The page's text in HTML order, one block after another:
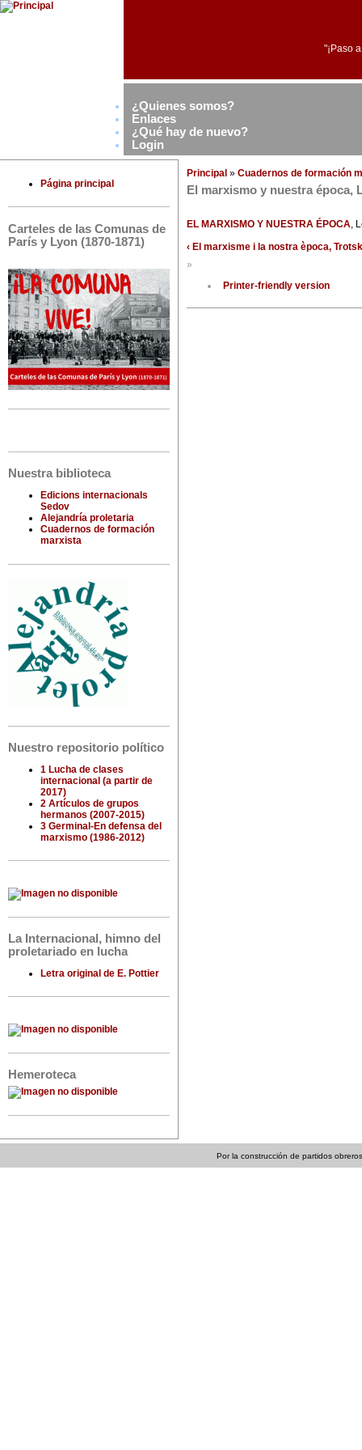
"¡Paso
¿Quienes somos?
Enlaces
¿Qué hay de nuevo?
Login
Página principal
Carteles de las Comunas de
París y Lyon (1870-1871)
Nuestra biblioteca
Edicions internacionals
Sedov
Alejandría proletaria
Cuadernos de formación
marxista
Nuestro repositorio político
1 Lucha de clases
internacional (a partir de
2017)
2 Artículos de grupos
hermanos (2007-2015)
3 Germinal-En defensa del
marxismo (1986-2012)
La Internacional, himno del
proletariado en lucha
Letra original de E. Pottier
Hemeroteca
Principal » Cuadernos de formación
El marxismo y nuestra época,
EL MARXISMO Y NUESTRA ÉPOCA,
‹ El marxisme i la nostra època,
»
Printer-friendly version
Por la construcción de partidos